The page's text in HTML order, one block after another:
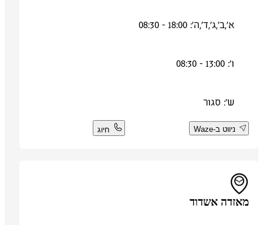
א',ב',ג',ד',ה': 18:00 - 08:30
ש': סגור
ניווט ב-Waze חיוג
מאזדה אשדוד